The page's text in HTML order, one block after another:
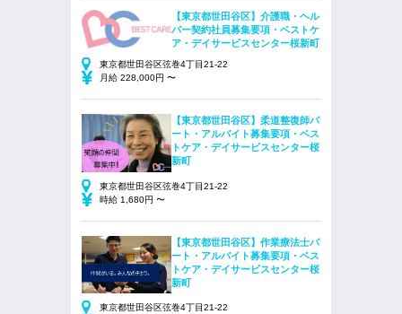
【東京都世田谷区】介護職・ヘル
パー契約社員募集要項・ベストケ
ア・デイサービスセンター桜新町
東京都世田谷区弦巻4丁目21-22
月給 228,000円 〜
【東京都世田谷区】柔道整復師パ
ート・アルバイト募集要項・ベス
トケア・デイサービスセンター桜
新町
東京都世田谷区弦巻4丁目21-22
時給 1,680円 〜
【東京都世田谷区】作業療法士パ
ート・アルバイト募集要項・ベス
トケア・デイサービスセンター桜
新町
東京都世田谷区弦巻4丁目21-22